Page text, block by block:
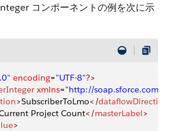
コンポーネントの例を次に示
encoding="UTF-8"?>
xmlns="http://soap.sforce.com/
>SubscriberToLmo</dataflowDirection
Project Count</masterLabel>
>